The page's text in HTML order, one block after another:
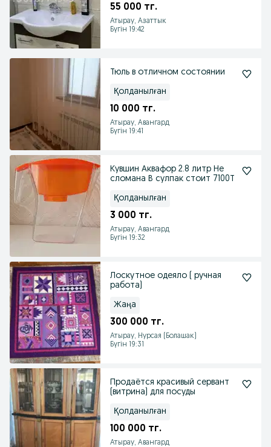
55 000 тг.
Атырау, Азаттык
Бүгін 19:42
Тюль в отличном состоянии
Қолданылған
10 000 тг.
Атырау, Авангард
Бүгін 19:41
Кувшин Аквафор 2.8 литр Не
сломана В сулпак стоит 7100Т
Қолданылған
3 000 тг.
Атырау, Авангард
Бүгін 19:32
Лоскутное одеяло ( ручная
работа)
Жаңа
300 000 тг.
Атырау, Нурсая (Болашак)
Бүгін 19:31
Продаётся красивый сервант
(витрина) для посуды
Қолданылған
100 000 тг.
Атырау, Авангард